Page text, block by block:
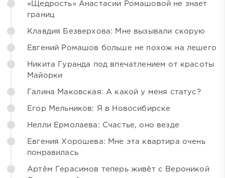
«Щедрость» Анастасии Ромашовой не знает
границ
Клавдия Безверхова: Мне вызывали скорую
Евгений Ромашов больше не похож на лешего
Никита Гуранда под впечатлением от красоты
Майорки
Галина Маковская: А какой у меня статус?
Егор Мельников: Я в Новосибирске
Нелли Ермолаева: Счастье, оно везде
Евгения Хорошева: Мне эта квартира очень
понравилась
Артём Герасимов теперь живёт с Вероникой